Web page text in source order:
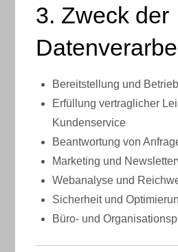
3. Zweck der
Bereitstellung und
Erfüllung vertraglicher
Kundenservice
Beantwortung von
Marketing und
Webanalyse und
Sicherheit und
Büro- und